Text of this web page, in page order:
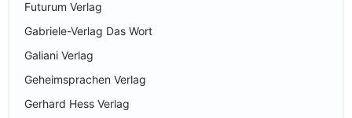
Futurum Verlag
Gabriele-Verlag Das Wort
Galiani Verlag
Geheimsprachen Verlag
Gerhard Hess Verlag